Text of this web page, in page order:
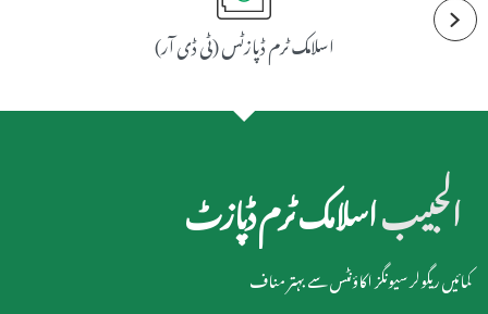
اسلامک ٹرم ڈپازٹس (ٹی ڈی آر)
الحبیباسلامک ٹرم ڈپازٹ
کمائیں ریگولر سیونگز اکاؤنٹس سے بہتر مناف